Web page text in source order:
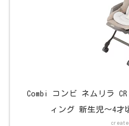
Combi コンビ ネムリラ
ィング 新生児～4才